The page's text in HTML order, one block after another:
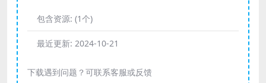
包含资源: (1个)
最近更新: 2024-10-21
下载遇到问题？可联系客服或反馈